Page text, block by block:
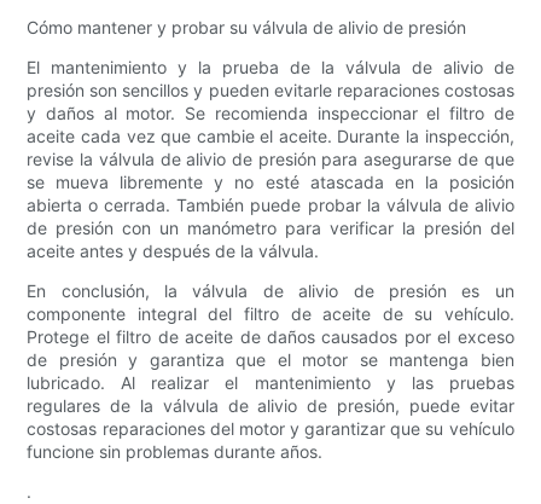
Cómo mantener y probar su válvula de alivio de presión
El mantenimiento y la prueba de la válvula de alivio de
presión son sencillos y pueden evitarle reparaciones costosas
y daños al motor. Se recomienda inspeccionar el filtro de
aceite cada vez que cambie el aceite. Durante la inspección,
revise la válvula de alivio de presión para asegurarse de que
se mueva libremente y no esté atascada en la posición
abierta o cerrada. También puede probar la válvula de alivio
de presión con un manómetro para verificar la presión del
aceite antes y después de la válvula.
En conclusión, la válvula de alivio de presión es un
componente integral del filtro de aceite de su vehículo.
Protege el filtro de aceite de daños causados ​​por el exceso
de presión y garantiza que el motor se mantenga bien
lubricado. Al realizar el mantenimiento y las pruebas
regulares de la válvula de alivio de presión, puede evitar
costosas reparaciones del motor y garantizar que su vehículo
funcione sin problemas durante años.
.